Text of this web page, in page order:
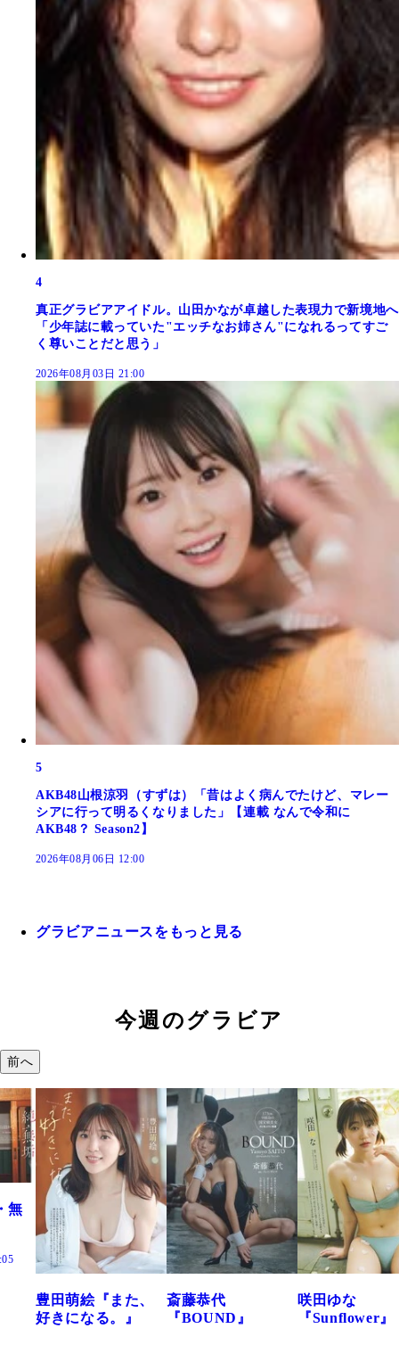
4
真正グラビアアイドル。山田かなが卓越した表現力で新境地へ
「少年誌に載っていた"エッチなお姉さん"になれるってすご
く尊いことだと思う」
2026年08月03日 21:00
5
AKB48山根涼羽（すずは）「昔はよく病んでたけど、マレー
シアに行って明るくなりました」【連載 なんで令和に
AKB48？ Season2】
2026年08月06日 12:00
グラビアニュースをもっと見る
今週のグラビア
前へ
斎藤恭代
『BOUND』
咲田ゆな
『Sunflower』
藤水咲桜『花
だまり』